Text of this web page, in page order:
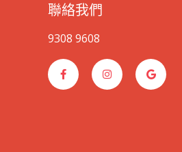
聯絡我們
9308 9608
F
a
c
e
I
n
t
G
o
o
g